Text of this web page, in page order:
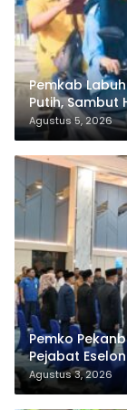
Pemkab
Putih, Sambut
Agustus 5, 2026
Pemko
Pejabat
Agustus 3, 2026